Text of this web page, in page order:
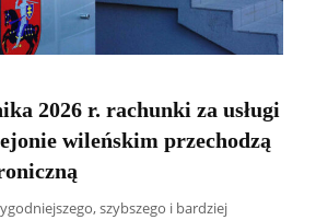
2026 r. rachunki za usługi
wileńskim przechodzą
szybszego i bardziej